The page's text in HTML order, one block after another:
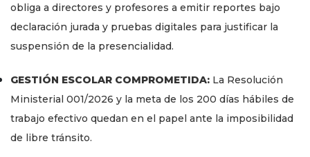
obliga a directores y profesores a emitir reportes bajo
declaración jurada y pruebas digitales para justificar la
suspensión de la presencialidad.
GESTIÓN ESCOLAR COMPROMETIDA: La Resolución
Ministerial 001/2026 y la meta de los 200 días hábiles de
trabajo efectivo quedan en el papel ante la imposibilidad
de libre tránsito.